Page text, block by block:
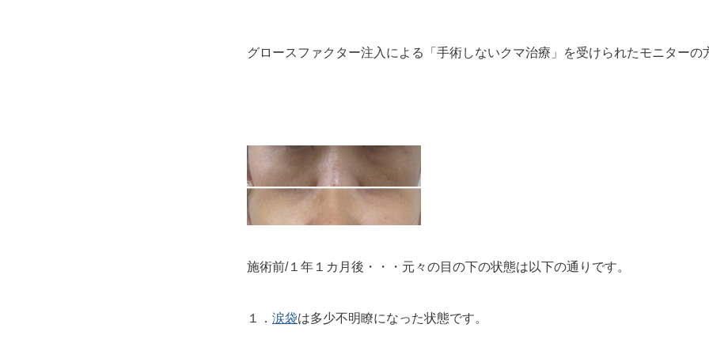
グロースファクター注入による「手術しないクマ治療」を受けられたモニターの
施術前/１年１カ月後・・・元々の目の下の状態は以下の通りです。
１． 涙袋は多少不明瞭になった状態です。